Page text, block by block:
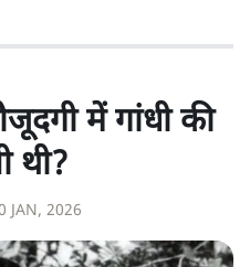
में गांधी की
थी?
JAN, 2026